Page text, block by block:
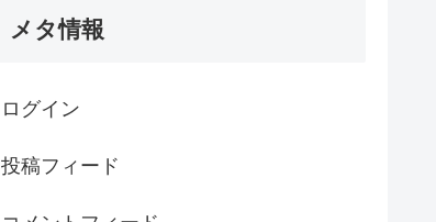
メタ情報
ログイン
投稿フィード